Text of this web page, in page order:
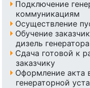
Подключение
коммуникациям
Осуществление
Обучение
дизель генератора
Сдача готовой к
заказчику
Оформление акта
генераторной